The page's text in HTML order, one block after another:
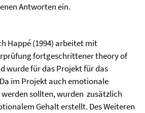
Antworten ein.
Happé (1994) arbeitet mit
fortgeschrittener theory of
wurde für das Projekt für das
im Projekt auch emotionale
sollten, wurden zusätzlich
Gehalt erstellt. Des Weiteren